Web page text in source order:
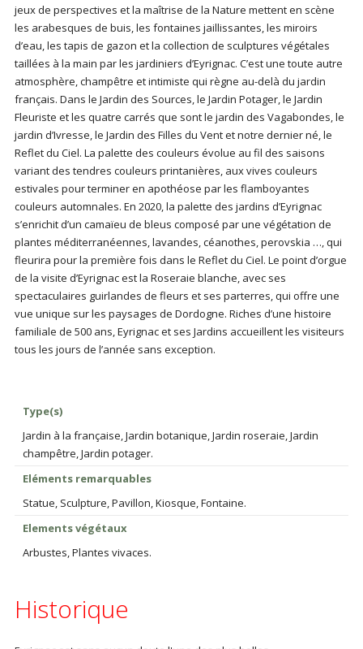
jeux de perspectives et la maîtrise de la Nature mettent en scène
les arabesques de buis, les fontaines jaillissantes, les miroirs
d’eau, les tapis de gazon et la collection de sculptures végétales
taillées à la main par les jardiniers d’Eyrignac. C’est une toute autre
atmosphère, champêtre et intimiste qui règne au-delà du jardin
français. Dans le Jardin des Sources, le Jardin Potager, le Jardin
Fleuriste et les quatre carrés que sont le jardin des Vagabondes, le
jardin d’Ivresse, le Jardin des Filles du Vent et notre dernier né, le
Reflet du Ciel. La palette des couleurs évolue au fil des saisons
variant des tendres couleurs printanières, aux vives couleurs
estivales pour terminer en apothéose par les flamboyantes
couleurs automnales. En 2020, la palette des jardins d’Eyrignac
s’enrichit d’un camaïeu de bleus composé par une végétation de
plantes méditerranéennes, lavandes, céanothes, perovskia …, qui
fleurira pour la première fois dans le Reflet du Ciel. Le point d’orgue
de la visite d’Eyrignac est la Roseraie blanche, avec ses
spectaculaires guirlandes de fleurs et ses parterres, qui offre une
vue unique sur les paysages de Dordogne. Riches d’une histoire
familiale de 500 ans, Eyrignac et ses Jardins accueillent les visiteurs
tous les jours de l’année sans exception.
Type(s)
Jardin à la française, Jardin botanique, Jardin roseraie, Jardin
champêtre, Jardin potager.
Eléments remarquables
Statue, Sculpture, Pavillon, Kiosque, Fontaine.
Elements végétaux
Arbustes, Plantes vivaces.
Historique